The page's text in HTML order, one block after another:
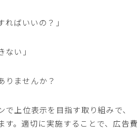
ればいいの？」
ない」
りませんか？
上位表示を目指す取り組みで、
す。適切に実施することで、広告費